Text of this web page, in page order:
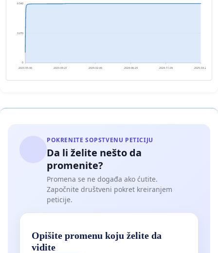
0
3 270
6 540
2023-05-06 2023-09-21 2024-02-06 2024-06-24 2024-11-09 2025-03-27
POKRENITE SOPSTVENU PETICIJU
Da li želite nešto da
promenite?
Promena se ne događa ako ćutite.
Započnite društveni pokret kreiranjem
peticije.
Opišite promenu koju želite da
vidite